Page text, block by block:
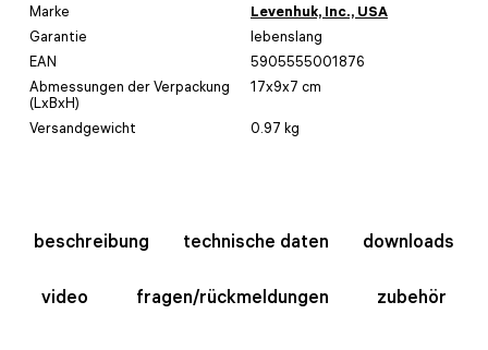
Marke
Levenhuk, Inc., USA
Garantie
lebenslang
EAN
5905555001876
Abmessungen der Verpackung
(LxBxH)
17x9x7 cm
Versandgewicht 0.97 kg
beschreibung technische daten downloads
video fragen/rückmeldungen zubehör